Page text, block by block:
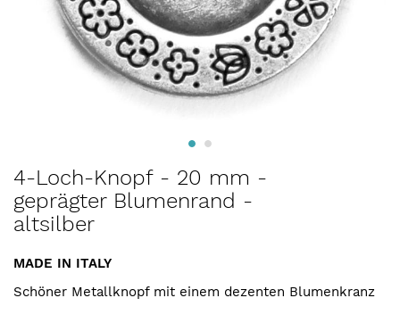
Anfang
der
Bildergalerie
4-Loch-Knopf - 20 mm -
geprägter Blumenrand -
altsilber
MADE IN ITALY
Schöner Metallknopf mit einem dezenten Blumenkranz